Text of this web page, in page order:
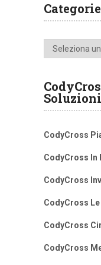
Categorie
Categorie
Soluzioni
CodyCross
CodyCross In
CodyCross
CodyCross
CodyCross
CodyCross